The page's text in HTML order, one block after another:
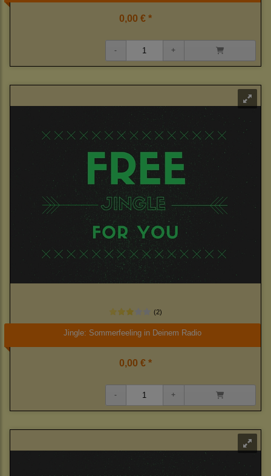
0,00 € *
(2)
Jingle: Sommerfeeling in Deinem Radio
0,00 € *